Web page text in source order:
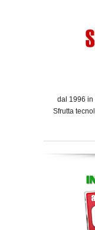
dal 1996 in
Sfrutta